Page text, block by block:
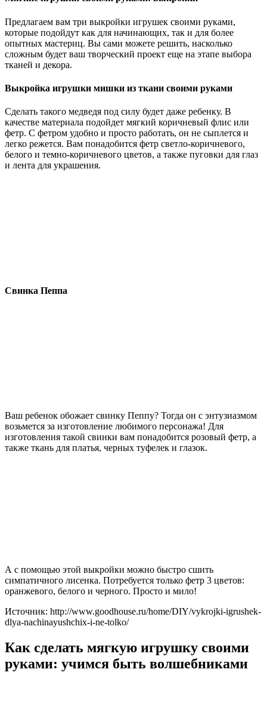
Предлагаем вам три выкройки игрушек своими руками,
которые подойдут как для начинающих, так и для более
опытных мастериц. Вы сами можете решить, насколько
сложным будет ваш творческий проект еще на этапе выбора
тканей и декора.
Выкройка игрушки мишки из ткани своими руками
Сделать такого медведя под силу будет даже ребенку. В
качестве материала подойдет мягкий коричневый флис или
фетр. С фетром удобно и просто работать, он не сыплется и
легко режется. Вам понадобится фетр светло-коричневого,
белого и темно-коричневого цветов, а также пуговки для глаз
и лента для украшения.
Свинка Пеппа
Ваш ребенок обожает свинку Пеппу? Тогда он с энтузиазмом
возьмется за изготовление любимого персонажа! Для
изготовления такой свинки вам понадобится розовый фетр, а
также ткань для платья, черных туфелек и глазок.
А с помощью этой выкройки можно быстро сшить
симпатичного лисенка. Потребуется только фетр 3 цветов:
оранжевого, белого и черного. Просто и мило!
Источник: http://www.goodhouse.ru/home/DIY/vykrojki-igrushek-
dlya-nachinayushchix-i-ne-tolko/
Как сделать мягкую игрушку своими
руками: учимся быть волшебниками